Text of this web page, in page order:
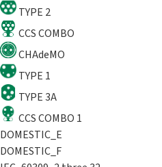
TYPE 2
CCS COMBO
CHAdeMO
TYPE 1
TYPE 3A
CCS COMBO 1
DOMESTIC_E
DOMESTIC_F